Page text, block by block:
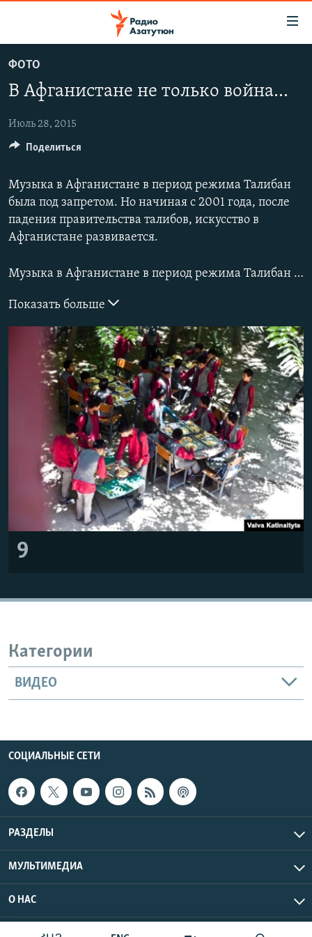
основному
Перейти
навигации
Перейти
поиску
НОВОСТИ
ПОЛИТИКА
ОБЩЕСТВО
РЕГИОН
НАГОРНЫЙ КАРАБАХ
СПОРТ
АРХИВ
Հայերեն
English
Русский
Все сайты Радио Азатутюн
ФОТО
В Афганистане не только война...
Июль 28, 2015
Музыка в Афганистане в период режима Талибан
была под запретом. Но начиная с 2001 года, после
падения правительства талибов, искусство в
Афганистане развивается.
Музыка в Афганистане в период режима Талибан была под запретом. Но начиная с 2001 года, после падения правительства талибов, искусство в Афганистане развивается. Ахмад Сармаст, один из тех личностей, кто создал национальный университет искусств в Кабуле, и видит свое призвание в развитии афганского музыкального искусства.
Показать больше
9
Поделиться
Категории
ВИДЕО
СОЦИАЛЬНЫЕ СЕТИ
РАЗДЕЛЫ
МУЛЬТИМЕДИА
О НАС